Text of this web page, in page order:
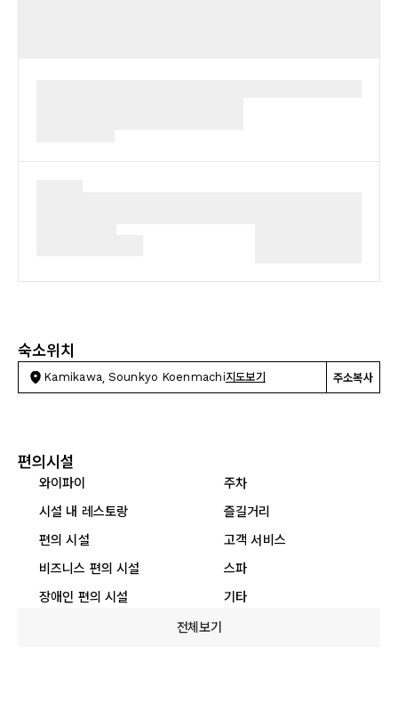
숙소위치
Kamikawa, Sounkyo Koenmachi지도보기 주소복사
편의시설
와이파이
주차
시설 내 레스토랑
즐길거리
편의 시설
고객 서비스
비즈니스 편의 시설
스파
장애인 편의 시설
기타
전체보기